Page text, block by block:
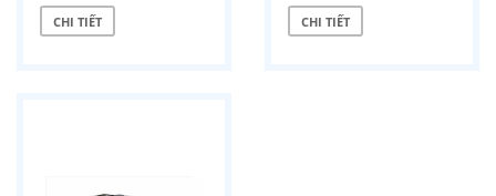
CHI TIẾT CHI TIẾT